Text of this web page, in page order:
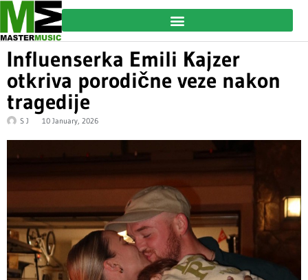
Influenserka Emili Kajzer
otkriva porodične veze nakon
tragedije
S J 10 January, 2026